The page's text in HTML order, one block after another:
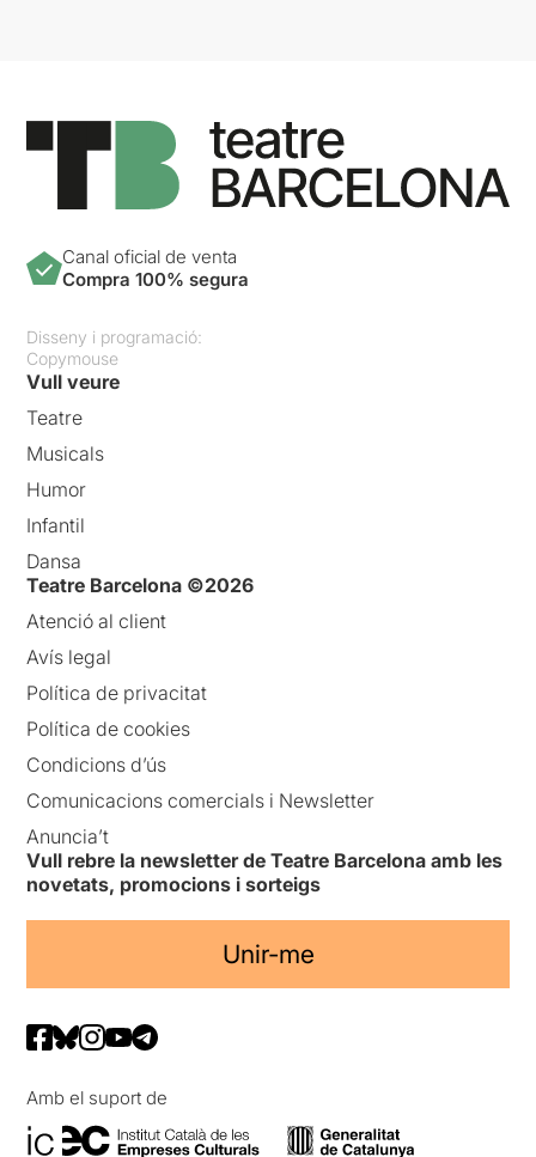
Canal oficial de venta
Compra 100% segura
Disseny i programació:
Copymouse
Vull veure
Teatre
Musicals
Humor
Infantil
Dansa
Teatre Barcelona ©2026
Atenció al client
Avís legal
Política de privacitat
Política de cookies
Condicions d’ús
Comunicacions comercials i Newsletter
Anuncia’t
Vull rebre la newsletter de Teatre Barcelona amb les
novetats, promocions i sorteigs
Unir-me
Amb el suport de